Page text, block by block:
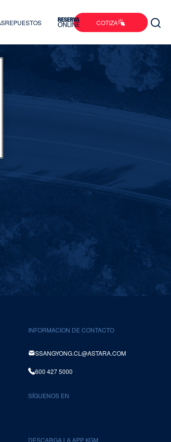
REPUESTOS COTIZA
INFORMACION DE CONTACTO
SSANGYONG.CL@ASTARA.COM
600 427 5000
SÍGUENOS EN
DESCARGA LA APP KGM